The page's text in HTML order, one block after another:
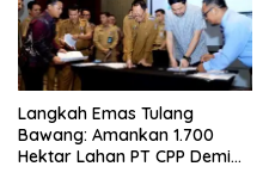
Langkah Emas Tulang
Bawang: Amankan 1.700
Hektar Lahan PT CPP Demi